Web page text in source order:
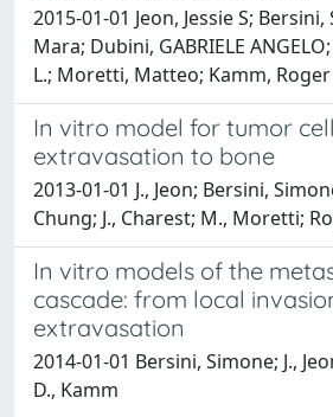
2015-01-01 Jeon, Jessie S;
Mara; Dubini, GABRIELE
L.; Moretti, Matteo; Kamm, Roger
In vitro model for tumor cell
extravasation to bone
2013-01-01 J., Jeon; Bersini,
Chung; J., Charest; M., Moretti;
In vitro models of the
cascade: from local
extravasation
2014-01-01 Bersini, Simone; J.,
D., Kamm